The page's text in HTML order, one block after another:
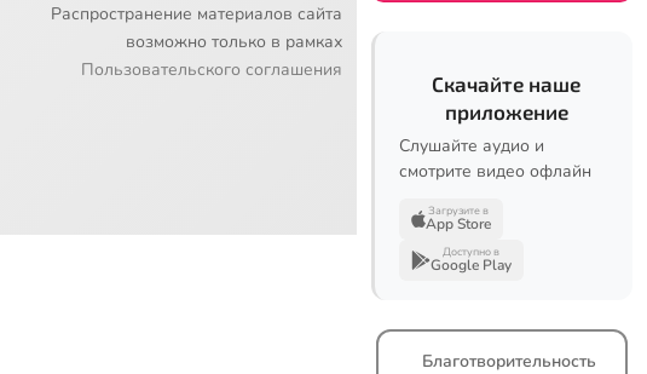
Распространение материалов сайта
возможно только в рамках
Пользовательского соглашения
Скачайте наше
приложение
Слушайте аудио и
смотрите видео офлайн
Загрузите в
App Store
Доступно в
Google Play
Благотворительность